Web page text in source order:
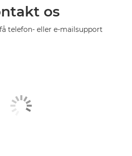
os
telefon- eller e-mailsupport